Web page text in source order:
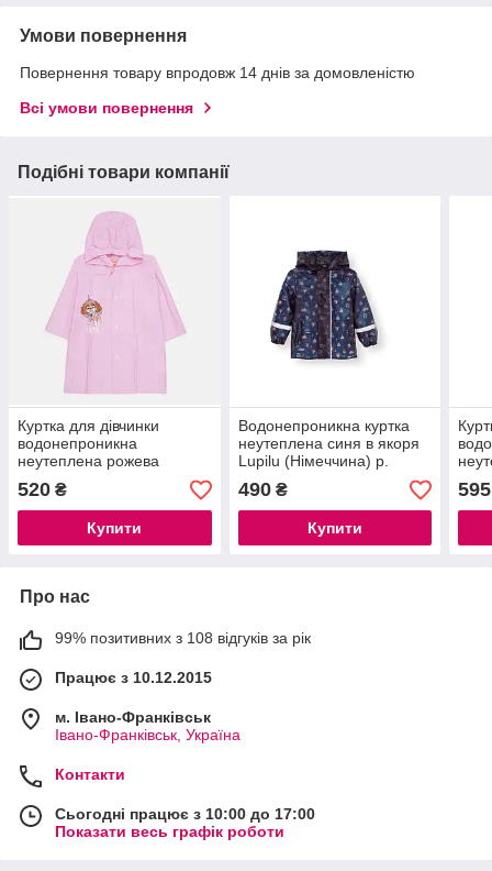
Умови повернення
Повернення товару впродовж 14 днів за домовленістю
Всі умови повернення
Подібні товари компанії
Куртка для дівчинки
водонепроникна
неутеплена рожева
Щенячий патруль Paw
Patrol 98-104, 110-116,
122-128см
520 ₴
Купити
Водонепроникна куртка
неутеплена синя в якоря
Lupilu (Німеччина) р.
98/104, 122/128см
490₴
Купити
р.
110/
595
Про нас
99% позитивних з 108 відгуків за рік
Працює з 10.12.2015
м. Івано-Франківськ
Івано-Франківськ, Україна
Контакти
Сьогодні працює з 10:00 до 17:00
Показати весь графік роботи